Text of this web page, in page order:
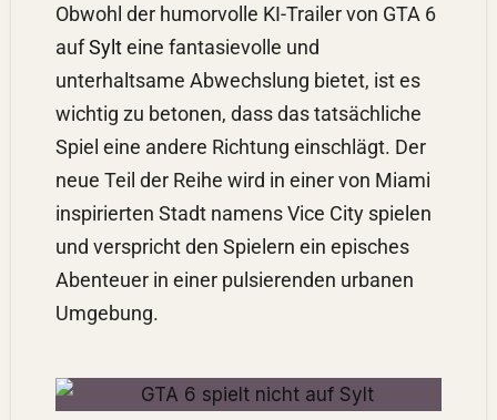
Obwohl der humorvolle KI-Trailer von GTA 6
aufSylteine fantasievolle und
unterhaltsame Abwechslung bietet, ist es
wichtig zu betonen, dass das tatsächliche
Spiel eine andere Richtung einschlägt. Der
neue Teil der Reihe wird in einer von Miami
inspirierten Stadt namens Vice City spielen
und verspricht den Spielern ein episches
Abenteuer in einer pulsierenden urbanen
Umgebung.